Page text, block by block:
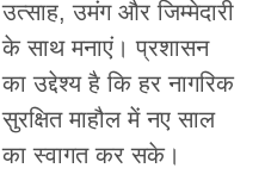
उत्साह, उमंग और जिम्मेदारी
के साथ मनाएं। प्रशासन
का उद्देश्य है कि हर नागरिक
सुरक्षित माहौल में नए साल
का स्वागत कर सके।